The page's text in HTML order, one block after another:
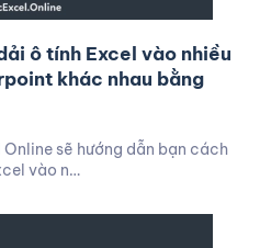
ô tính Excel vào nhiều
khác nhau bằng
sẽ hướng dẫn bạn cách
vào n…